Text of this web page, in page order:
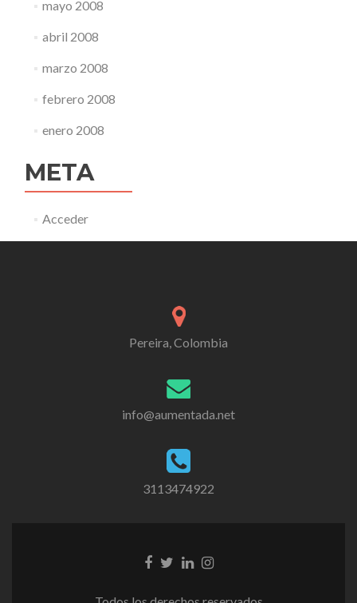
mayo 2008
abril 2008
marzo 2008
febrero 2008
enero 2008
META
Acceder
Pereira, Colombia
info@aumentada.net
3113474922
Enlace
EnlaceEnlaceEnlace